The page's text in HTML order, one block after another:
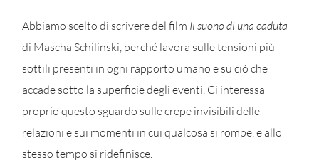
Abbiamo scelto di scrivere del film Il suono di una caduta
di Mascha Schilinski, perché lavora sulle tensioni più
sottili presenti in ogni rapporto umano e su ciò che
accade sotto la superficie degli eventi. Ci interessa
proprio questo sguardo sulle crepe invisibili delle
relazioni e sui momenti in cui qualcosa si rompe, e allo
stesso tempo si ridefinisce.